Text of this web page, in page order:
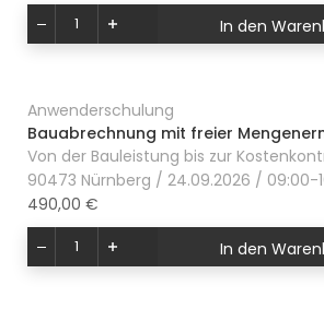
In den
Anwenderschulung
Bauabrechnung mit freier
Von der Bauleistung bis zur
90473 Nürnberg / 24.09.2026 / 09:00-
490,00 €
In den